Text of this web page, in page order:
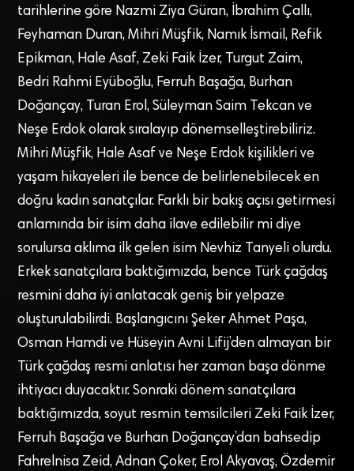
tarihlerine göre Nazmi Ziya Güran, İbrahim Çallı,
Feyhaman Duran, Mihri Müşfik, Namık İsmail, Refik
Epikman, Hale Asaf, Zeki Faik İzer, Turgut Zaim,
Bedri Rahmi Eyüboğlu, Ferruh Başağa, Burhan
Doğançay, Turan Erol, Süleyman Saim Tekcan ve
Neşe Erdok olarak sıralayıp dönemselleştirebiliriz.
Mihri Müşfik, Hale Asaf ve Neşe Erdok kişilikleri ve
yaşam hikayeleri ile bence de belirlenebilecek en
doğru kadın sanatçılar. Farklı bir bakış açısı getirmesi
anlamında bir isim daha ilave edilebilir mi diye
sorulursa aklıma ilk gelen isim Nevhiz Tanyeli olurdu.
Erkek sanatçılara baktığımızda, bence Türk çağdaş
resmini daha iyi anlatacak geniş bir yelpaze
oluşturulabilirdi. Başlangıcını Şeker Ahmet Paşa,
Osman Hamdi ve Hüseyin Avni Lifij’den almayan bir
Türk çağdaş resmi anlatısı her zaman başa dönme
ihtiyacı duyacaktır. Sonraki dönem sanatçılara
baktığımızda, soyut resmin temsilcileri Zeki Faik İzer,
Ferruh Başağa ve Burhan Doğançay’dan bahsedip
Fahrelnisa Zeid, Adnan Çoker, Erol Akyavaş, Özdemir